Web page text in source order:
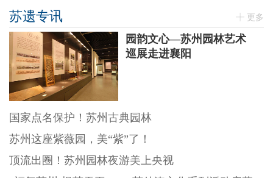
苏遗专讯 更多
园韵文心—苏州园林艺术
巡展走进襄阳
国家点名保护！苏州古典园林
苏州这座紫薇园，美“紫”了！
顶流出圈！苏州园林夜游美上央视